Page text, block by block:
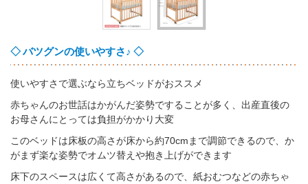
◇ バツグンの使いやすさ♪ ◇
使いやすさで選ぶなら立ちベッドがおススメ
赤ちゃんのお世話はかがんだ姿勢ですることが多く、出産直後の
お母さんにとっては負担がかかり大変
このベッドは床板の高さが床から約70cmまで調節できるので、か
がまず楽な姿勢でオムツ替えや抱き上げができます
床下のスペースは広くて高さがあるので、紙おむつなどの赤ちゃ